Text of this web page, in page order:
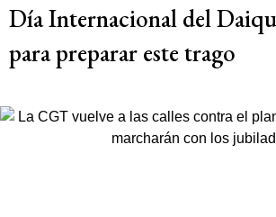
Día Internacional del
para preparar este trago